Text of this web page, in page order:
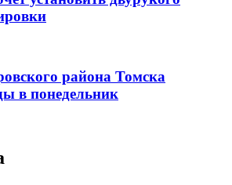
района Томска
в понедельник